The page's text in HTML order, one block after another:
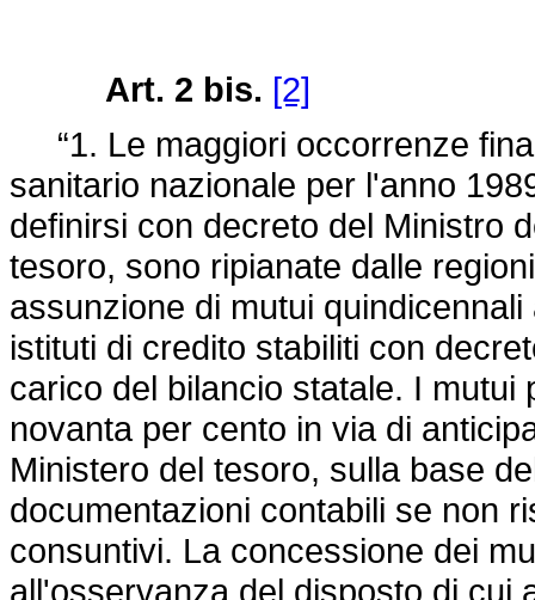
Art. 2 bis. [2]
“1. Le maggiori occorrenze
sanitario nazionale per l'anno
definirsi con decreto del Ministro
tesoro, sono ripianate dalle
assunzione di mutui
istituti di credito stabiliti con
carico del bilancio statale. I
novanta per cento in via di
Ministero del tesoro, sulla base
documentazioni contabili se non
consuntivi. La concessione dei
all'osservanza del disposto di cui